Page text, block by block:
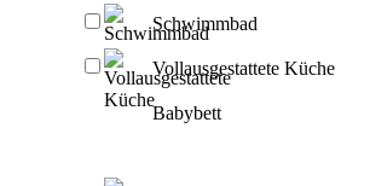
Schwimmbad
Vollausgestattete Küche
Babybett